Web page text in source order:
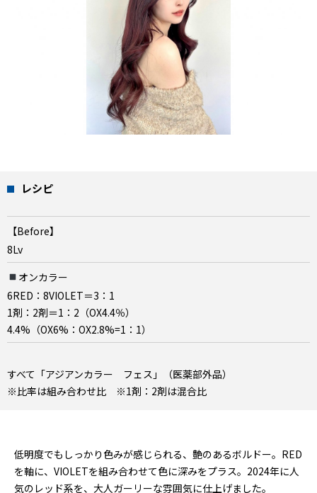
レシピ
【Before】
8Lv
オンカラー
6RED：8VIOLET＝3：1
1剤：2剤＝1：2（OX4.4％）
4.4%（OX6%：OX2.8%=1：1）
すべて「アジアンカラー フェス」（医薬部外品）
※比率は組み合わせ比 ※1剤：2剤は混合比
低明度でもしっかり色みが感じられる、艶のあるボルドー。RED
を軸に、VIOLETを組み合わせて色に深みをプラス。2024年に人
気のレッド系を、大人ガーリーな雰囲気に仕上げました。